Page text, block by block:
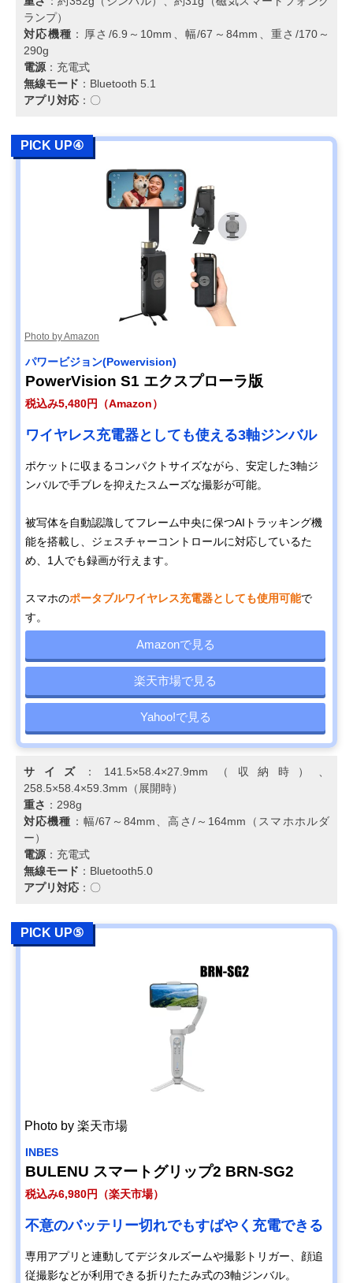
ランプ）
対応機種 ：厚さ/6.9～10mm、幅/67～84mm、重さ/170～
290g
電源 ：充電式
無線モード ：Bluetooth 5.1
アプリ対応 ：〇
PICK UP④
Photo by Amazon
パワービジョン(Powervision)
PowerVision S1 エクスプローラ版
税込み5,480円（Amazon）
ワイヤレス充電器としても使える3軸ジンバル
ポケットに収まるコンパクトサイズながら、安定した3軸ジ
ンバルで手ブレを抑えたスムーズな撮影が可能。
被写体を自動認識してフレーム中央に保つAIトラッキング機
能を搭載し、ジェスチャーコントロールに対応しているた
め、1人でも録画が行えます。
スマホのポータブルワイヤレス充電器としても使用可能で
す。
Amazonで見る
楽天市場で見る
Yahoo!で見る
サイズ
：141.5×58.4×27.9mm（収納時）、
258.5×58.4×59.3mm（展開時）
重さ ：298g
対応機種 ：幅/67～84mm、高さ/～164mm（スマホホルダ
ー）
電源 ：充電式
無線モード ：Bluetooth5.0
アプリ対応 ：〇
PICK UP⑤
Photo by 楽天市場
INBES
BULENU スマートグリップ2 BRN-SG2
税込み6,980円（楽天市場）
不意のバッテリー切れでもすばやく充電できる
専用アプリと連動してデジタルズームや撮影トリガー、顔追
従撮影などが利用できる折りたたみ式の3軸ジンバル。